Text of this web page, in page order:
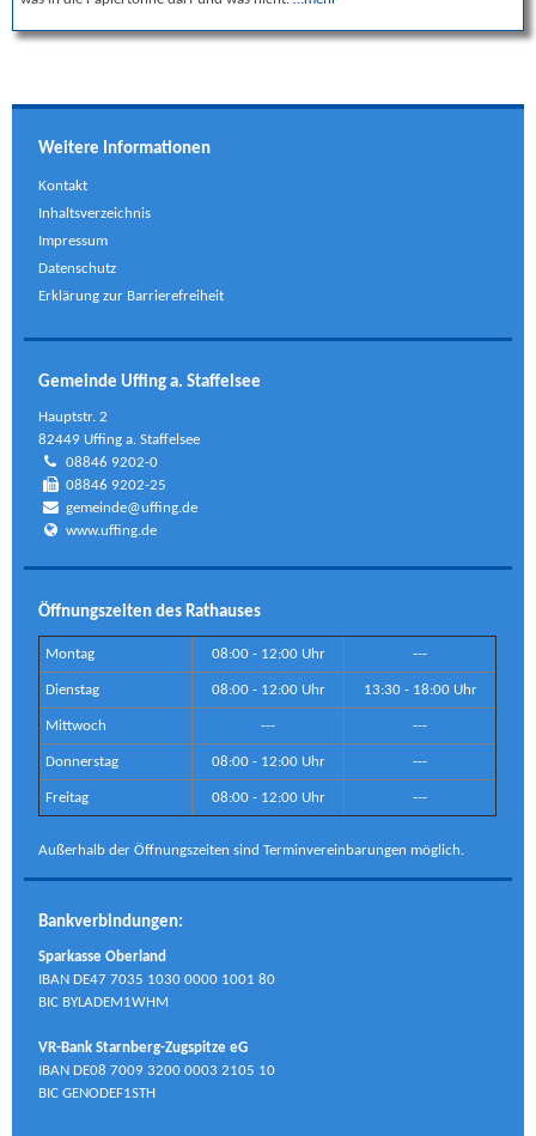
Weitere Informationen
Kontakt
Inhaltsverzeichnis
Impressum
Datenschutz
Erklärung zur Barrierefreiheit
Gemeinde Uffing a. Staffelsee
Hauptstr. 2
82449 Uffing a. Staffelsee
08846 9202-0
08846 9202-25
gemeinde@uffing.de
www.uffing.de
Öffnungszeiten des Rathauses
Montag 08:00 - 12:00 Uhr ---
Dienstag 08:00 - 12:00 Uhr 13:30 - 18:00 Uhr
Mittwoch --- ---
Donnerstag 08:00 - 12:00 Uhr ---
Freitag 08:00 - 12:00 Uhr ---
Außerhalb der Öffnungszeiten sind Terminvereinbarungen möglich.
Bankverbindungen:
Sparkasse Oberland
IBAN DE47 7035 1030 0000 1001 80
BIC BYLADEM1WHM
VR-Bank Starnberg-Zugspitze eG
IBAN DE08 7009 3200 0003 2105 10
BIC GENODEF1STH